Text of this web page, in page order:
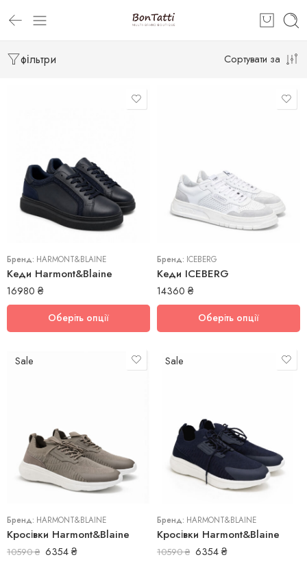
фільтри Сортувати за
Бренд: HARMONT&BLAINE
Кеди Harmont&Blaine
16980 ₴
41
42
42,5
44
45
Оберіть опції
Бренд: ICEBERG
Кеди ICEBERG
14360 ₴
40
45
Оберіть опції
Sale
Бренд: HARMONT&BLAINE
Кросівки Harmont&Blaine
10590₴ 6354₴
41
42
43
45
Sale
Бренд: HARMONT&BLAINE
Кросівки Harmont&Blaine
10590₴ 6354₴
40
41